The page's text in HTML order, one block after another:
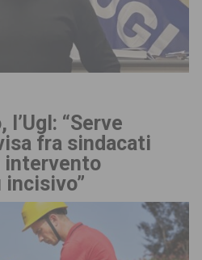
“Serve
fra sindacati
intervento